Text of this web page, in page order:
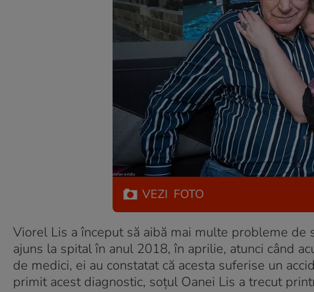
VEZI FOTO
Viorel Lis a început să aibă mai multe probleme de
ajuns la spital în anul 2018, în aprilie, atunci când
de medici, ei au constatat că acesta suferise un
primit acest diagnostic, soțul Oanei Lis a trecut